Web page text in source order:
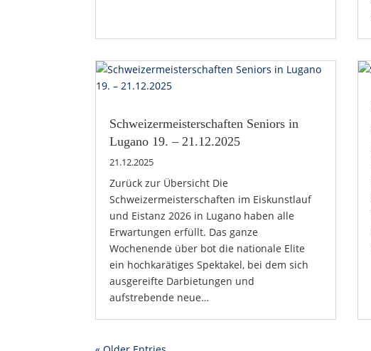
Schweizermeisterschaften Seniors in
Lugano 19. – 21.12.2025
21.12.2025
Zurück zur Übersicht Die
Schweizermeisterschaften im Eiskunstlauf
und Eistanz 2026 in Lugano haben alle
Erwartungen erfüllt. Das ganze
Wochenende über bot die nationale Elite
ein hochkarätiges Spektakel, bei dem sich
ausgereifte Darbietungen und
aufstrebende neue…